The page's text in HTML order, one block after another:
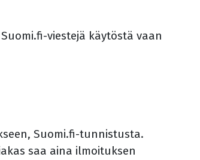
viestejä käytöstä vaan
Suomi.fi-tunnistusta.
saa aina ilmoituksen